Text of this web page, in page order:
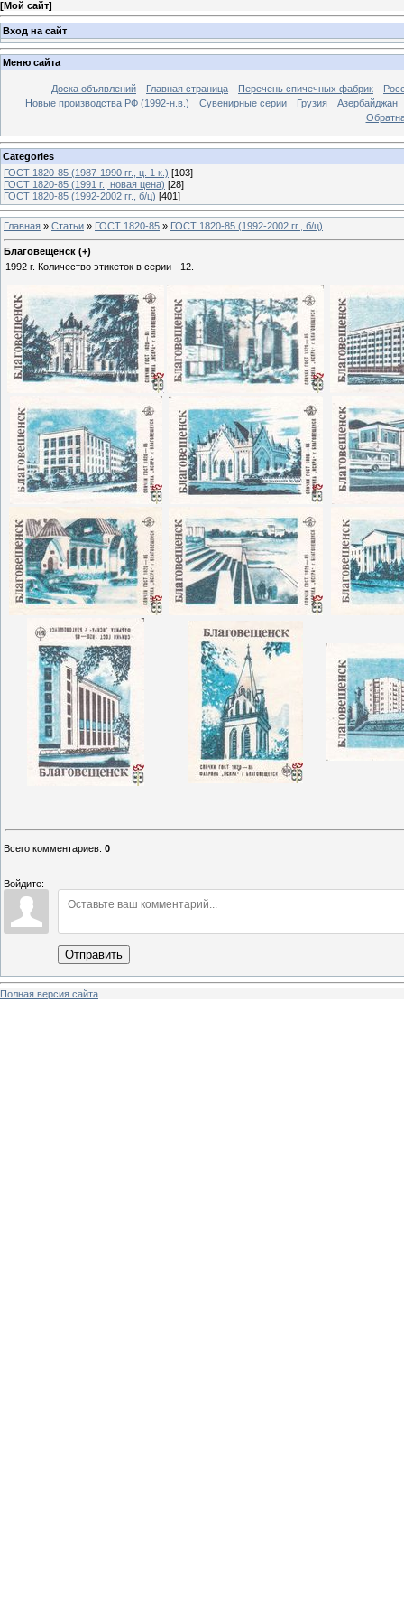
[Мой сайт]
Вход на сайт
Меню сайта
Доска объявлений Главная страница Перечень спичечных фабрик
Новые производства РФ (1992-н.в.)
Сувенирные серии Грузия
Азербайджан
Categories
ГОСТ 1820-85 (1987-1990 гг., ц. 1 к.) [103]
ГОСТ 1820-85 (1991 г., новая цена) [28]
ГОСТ 1820-85 (1992-2002 гг., б/ц) [401]
Главная » Статьи » ГОСТ 1820-85 » ГОСТ 1820-85 (1992-2002 гг., б/ц)
Благовещенск (+)
1992 г. Количество этикеток в серии - 12.
Всего комментариев: 0
Войдите:
Отправить
Полная версия сайта